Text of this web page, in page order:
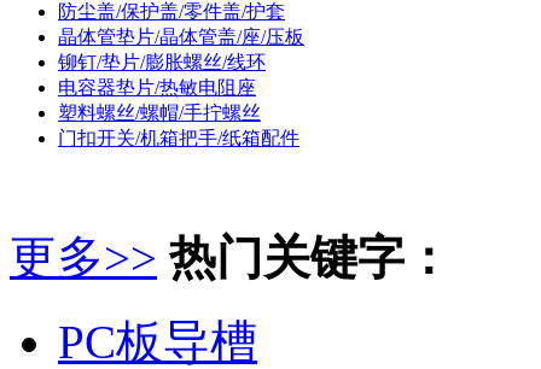
防尘盖/保护盖/零件盖/护套
晶体管垫片/晶体管盖/座/压板
铆钉/垫片/膨胀螺丝/线环
电容器垫片/热敏电阻座
塑料螺丝/螺帽/手拧螺丝
门扣开关/机箱把手/纸箱配件
更多>> 热门关键字：
PC板导槽